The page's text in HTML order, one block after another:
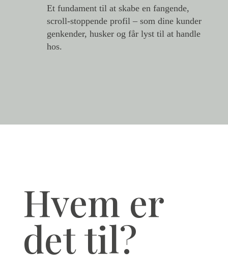
Et fundament til at skabe en fangende,
scroll-stoppende profil – som dine kunder
genkender, husker og får lyst til at handle
hos.
Hvem er
det til?